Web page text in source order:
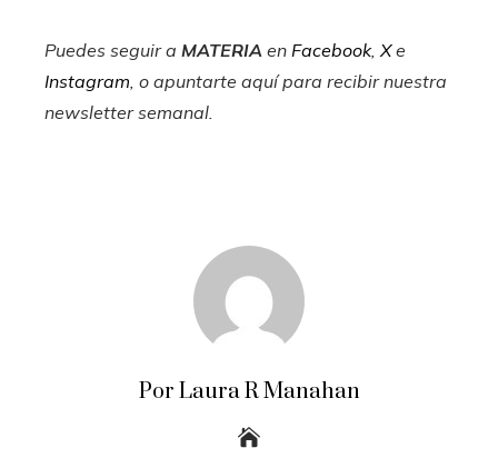
Puedes seguir a MATERIA en Facebook, Xe
Instagram , o apuntarte aquí para recibirnuestra
newsletter semanal
Por Laura R Manahan